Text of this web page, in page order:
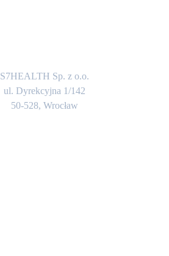
S7HEALTH Sp. z o.o.
ul. Dyrekcyjna 1/142
50-528, Wrocław